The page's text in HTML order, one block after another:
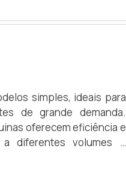
simples, ideais para
de grande demanda.
oferecem eficiência e
diferentes volumes e